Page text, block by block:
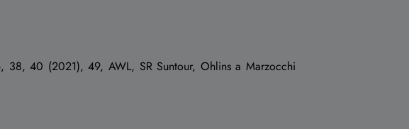
40 (2021), 49, AWL, SR Suntour, Ohlins a Marzocchi